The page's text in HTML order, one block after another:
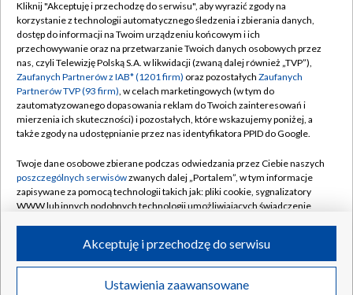
TVP
Abonament TVP
Emisja w TVP
Centrum informacji TVP
Naziemna Telewizja Cyfrowa
Rada Programowa
System NOS
Informacje o nadawcy
Program dla prasy
Regulamin TVP
Polityka prywatności
Moje zgody
Pomoc
Kontakt
Kanały
©2026 Telewizja Polska S.A. w likwidacji
Kliknij "Akceptuję i przechodzę do serwisu", aby wyrazić zgody na
korzystanie z technologii automatycznego śledzenia i zbierania danych,
dostęp do informacji na Twoim urządzeniu końcowym i ich
przechowywanie oraz na przetwarzanie Twoich danych osobowych przez
nas, czyli Telewizję Polską S.A. w likwidacji (zwaną dalej również „TVP”),
Zaufanych Partnerów z IAB* (1201 firm) oraz pozostałych Zaufanych
Partnerów TVP (93 firm), w celach marketingowych (w tym do
zautomatyzowanego dopasowania reklam do Twoich zainteresowań i
mierzenia ich skuteczności) i pozostałych, które wskazujemy poniżej, a
także zgody na udostępnianie przez nas identyfikatora PPID do Google.
Twoje dane osobowe zbierane podczas odwiedzania przez Ciebie naszych
poszczególnych serwisówzwanych dalej „Portalem”, w tym informacje
zapisywane za pomocą technologii takich jak: pliki cookie, sygnalizatory
WWW lub innych podobnych technologii umożliwiających świadczenie
ruchu w Internecie.
Twoje dane osobowe zbierane podczas odwiedzania przez Ciebie
poszczególnych serwisówna Portalu, takie jak adresy IP, identyfikatory
Ustawienia zaawansowane
Akceptuję i przechodzę do serwisu